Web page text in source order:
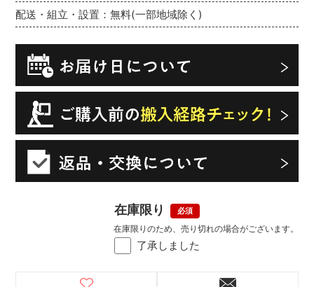
配送・組立・設置：無料(一部地域除く)
在庫限り
了承しました
在庫限りのため、売り切れの場合がございます。